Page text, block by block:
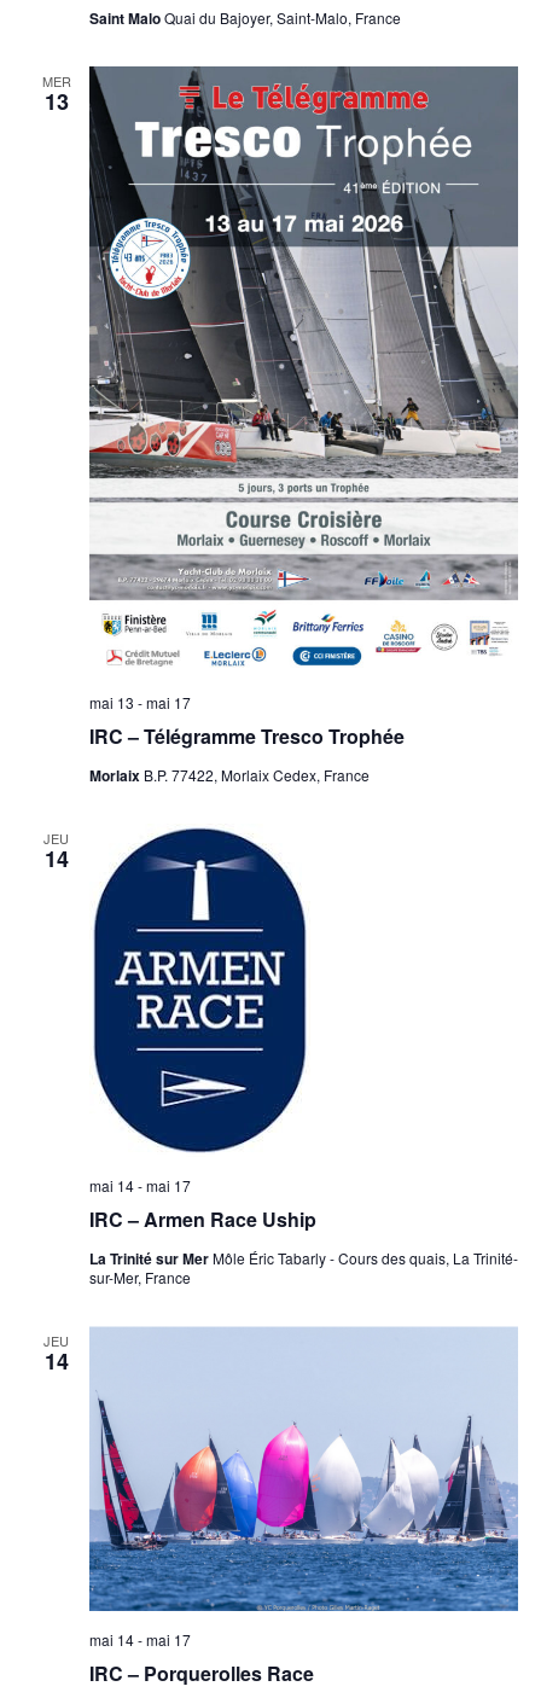
Saint MaloQuai du Bajoyer, Saint-Malo, France
MER
13
IRC – Télégramme Tresco Trophée
mai 13 -mai 17
Morlaix B.P. 77422, Morlaix Cedex, France
JEU
14
IRC – Armen Race Uship
mai 14-mai 17
La Trinité sur MerMôle Éric Tabarly - Cours des quais, La Trinité-
sur-Mer, France
JEU
14
IRC – Porquerolles Race
mai 14-mai 17